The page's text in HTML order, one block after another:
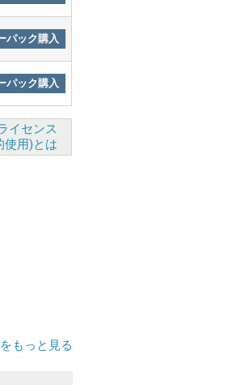
パック購入
パック購入
イセンス
使用)とは
もっと見る